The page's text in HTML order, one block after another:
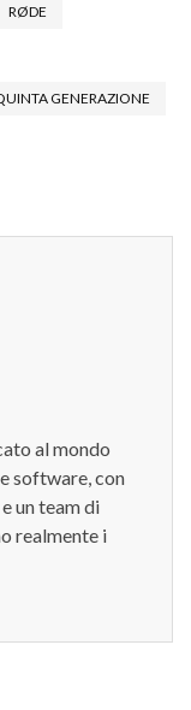
RØDE
GENERAZIONE
al mondo
software, con
un team di
realmente i